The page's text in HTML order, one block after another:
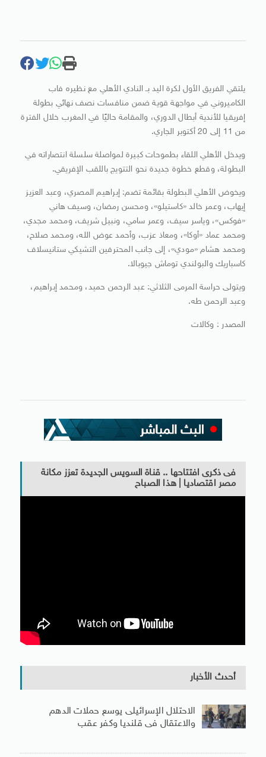
يلتقي الفريق الأول لكرة اليد بـ النادي الأهلي مع نظيره فاب
الكاميروني في مواجهة قوية ضمن منافسات نصف نهائي بطولة
إفريقيا للأندية أبطال الدوري، والمقامة حاليًا في المغرب خلال الفترة
من 11 إلى 20 أكتوبر الجاري.
ويدخل الأهلي اللقاء بطموحات كبيرة لمواصلة سلسلة انتصاراته في
البطولة، وقطع خطوة جديدة نحو التتويج باللقب الإفريقي.
ويخوض الأهلي البطولة بقائمة تضم: إبراهيم المصري، وعبد العزيز
إيهاب، وعمر خالد «كاستيلو»، ومحسن رمضان، وسيف هاني
«فوكس»، وياسر سيف، وعمر سامي، ونبيل شريف، ومحمد مجدي،
ومحمد عماد «أوكا»، ومعاذ عزب، وأحمد عوض الله، ومحمد صلاح،
ومحمد هشام «مودي»، إلى جانب المحترفين التشيكي ستانيسلاف
كاسباريك والبولندي توماش جيوبالا.
ويتولى حراسة المرمى الثلاثي: عبد الرحمن حميد، ومحمد إبراهيم،
وعبد الرحمن طه.
المصدر : وكالات
فى ذكرى افتتاحها .. قناة السويس الجديدة تعزز مكانة
مصر اقتصاديا | هذا الصباح
أحدث الأخبار
الاحتلال الإسرائيلى يوسع حملات الدهم
والاعتقال فى قلنديا وكفر عقب